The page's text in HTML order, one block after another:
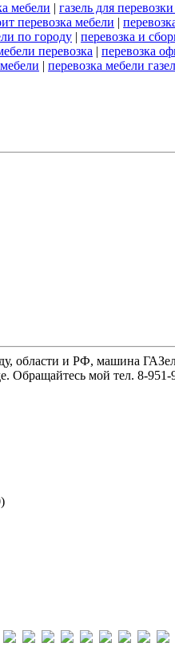
мебели | газель для
перевозка мебели |
по городу | перевозка и
перевозка | перевозка
| перевозка мебели
области и РФ, машина
Обращайтесь мой тел. 8-951-